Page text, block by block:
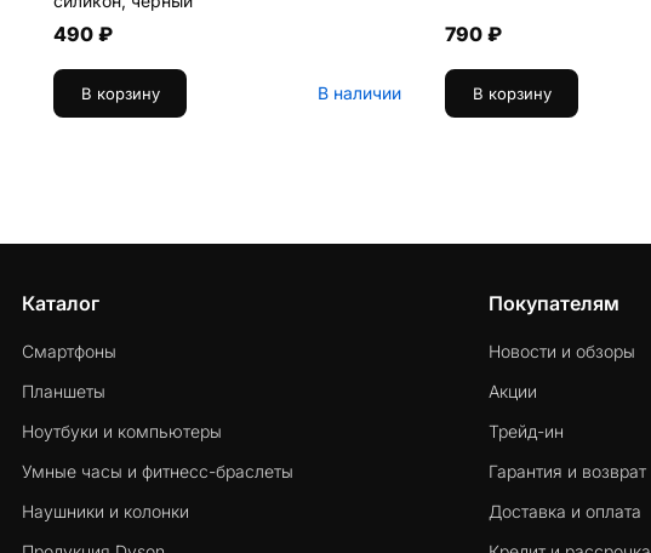
490 ₽
В корзину В наличии
790 ₽
В корзину
Каталог
Смартфоны
Планшеты
Ноутбуки и компьютеры
Умные часы и фитнесс-браслеты
Наушники и колонки
Покупателям
Новости и обзоры
Акции
Трейд-ин
Гарантия и возврат
Доставка и оплата